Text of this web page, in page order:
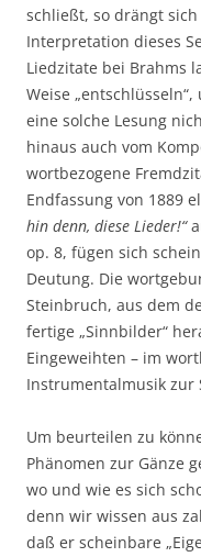
schließt, so drängt
Interpretation dieses
Liedzitate bei Brahms
Weise
eine solche Lesung
hinaus auch vom
wortbezogene
Endfassung von 1889
hin denn, diese Lieder!“
op. 8, fügen sich
Deutung. Die
Steinbruch, aus dem
fertige „Sinnbilder“
Eingeweihten – im
Instrumentalmusik zur
Um beurteilen zu
Phänomen zur Gänze
wo und wie es sich
denn wir wissen aus
daß er scheinbare